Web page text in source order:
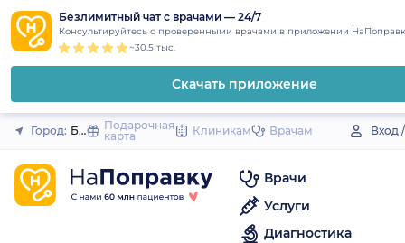
to
content
Безлимитный чат с врачами — 24/7
Консультируйтесь с проверенными врачами в приложении
~30.5 тыс.
Скачать приложение
Закрыть
Город: БисертьПодарочная
карта
Клиникам Врачам Вход
Врачи
Услуги
Диагностика